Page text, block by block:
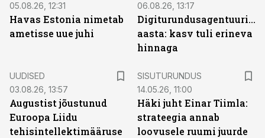
05.08.26, 12:31
Havas Estonia nimetab
ametisse uue juhi
06.08.26, 13:17
Digiturundusagentuuride
aasta: kasv tuli erineva
hinnaga
UUDISED
03.08.26, 13:57
Augustist jõustunud
Euroopa Liidu
tehisintellektimääruse
SISUTURUNDUS
14.05.26, 11:00
Häki juht Einar Tiimla:
strateegia annab
loovusele ruumi juurde